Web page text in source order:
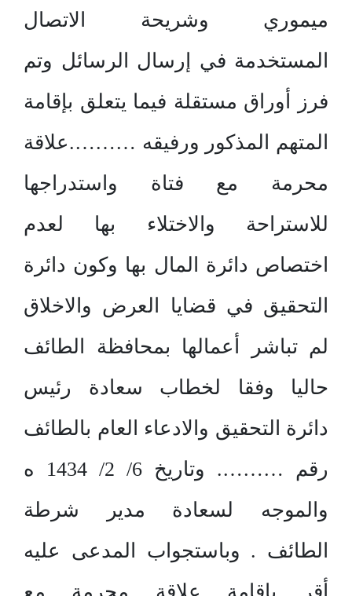
ميموري وشريحة الاتصال
المستخدمة في إرسال الرسائل وتم
فرز أوراق مستقلة فيما يتعلق بإقامة
المتهم المذكور ورفيقه ……….علاقة
محرمة مع فتاة واستدراجها
للاستراحة والاختلاء بها لعدم
اختصاص دائرة المال بها وكون دائرة
التحقيق في قضايا العرض والاخلاق
لم تباشر أعمالها بمحافظة الطائف
حاليا وفقا لخطاب سعادة رئيس
دائرة التحقيق والادعاء العام بالطائف
رقم ………. وتاريخ 6/ 2/ 1434 ه
والموجه لسعادة مدير شرطة
الطائف . وباستجواب المدعى عليه